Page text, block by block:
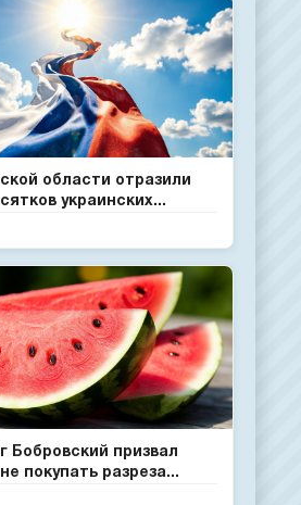
области отразили
украинских...
Бобровский призвал
покупать разреза...